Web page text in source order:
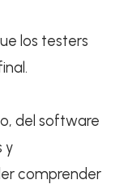
los testers
del software
y
comprender